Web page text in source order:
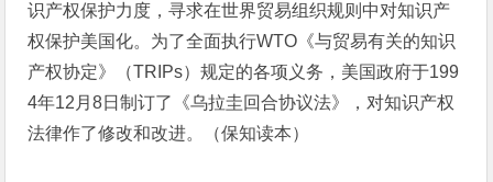
识产权保护力度，寻求在世界贸易组织规则中对知识产
权保护美国化。为了全面执行WTO《与贸易有关的知识
产权协定》（TRIPs）规定的各项义务，美国政府于199
4年12月8日制订了《乌拉圭回合协议法》，对知识产权
法律作了修改和改进。（保知读本）